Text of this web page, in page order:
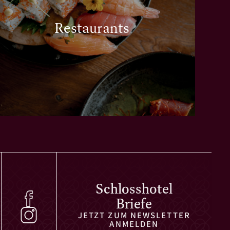
Restaurants
Schlosshotel
Briefe
JETZT ZUM NEWSLETTER
ANMELDEN